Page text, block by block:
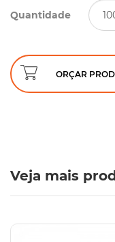
Quantidade
ORÇAR
Veja mais